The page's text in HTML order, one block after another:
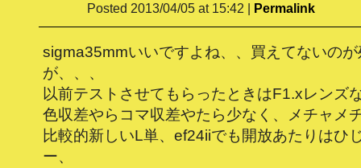
Posted 2013/04/05 at 15:42 | Permalink
sigma35mmいいですよね、、買えてないの
が、、、
以前テストさせてもらったときはF1.xレンズ
色収差やらコマ収差やたら少なく、メチャメ
比較的新しいL単、ef24iiでも開放あたりはひ
ー、